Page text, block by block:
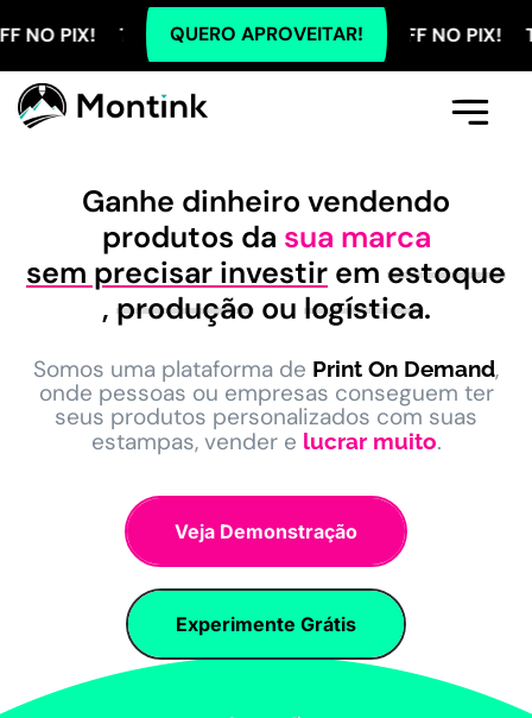
QUERO APROVEITAR!
TODOS OS PLANOS COM 5% OFF NO PIX! TODOS
Ganhe dinheiro vendendo
produtos da sua marca
sem precisar investir em estoque
, produçãoou logística.
Somos uma plataforma de Print On Demand,
onde pessoas ou empresas conseguem ter
seus produtos personalizados com suas
estampas, vender e lucrar muito.
Veja Demonstração
Experimente Grátis